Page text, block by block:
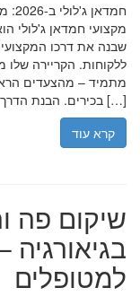
מקצועי חמדאן ג'לולי
שבנה את דרכו
ללקוחות. הקריירה
מתמיד – מהצעדים
בכירים. הבנת הדרך שעבר חמדאן ג'לולי מספקת […]
קרא עוד
שיקום פה
בגיאורגיה
למטופלים